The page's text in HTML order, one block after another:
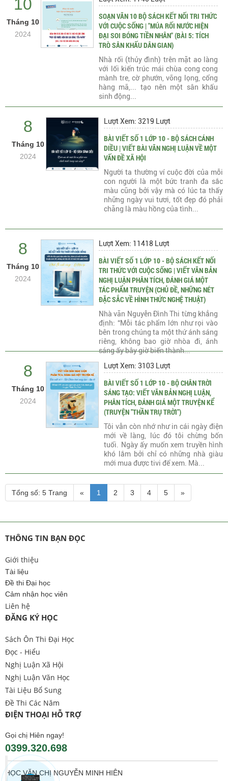
10
Tháng 10
2024
SOẠN VĂN 10 BỘ SÁCH KẾT NỐI TRI THỨC
VỚI CUỘC SỐNG | "MÚA RỐI NƯỚC HIỆN
ĐẠI SOI BÓNG TIỀN NHÂN" (BÀI 5: TÍCH
TRÒ SÂN KHẤU DÂN GIAN)
Nhà rối (thủy đình) trên mặt ao làng
với lối kiến trúc mái chùa cong cong
mành tre, cờ phướn, võng lọng, cổng
hàng mã,... tạo nên một sân khấu
sinh động...
8
Tháng 10
2024
Lượt Xem: 3219 Lượt
BÀI VIẾT SỐ 1 LỚP 10 - BỘ SÁCH CÁNH
DIỀU | VIẾT BÀI VĂN NGHỊ LUẬN VỀ MỘT
VẤN ĐỀ XÃ HỘI
Người ta thường ví cuộc đời của mỗi
con người là một bức tranh đa sắc
màu cũng bởi vậy mà có lúc ta thấy
những ngày vui tươi, tốt đẹp đó phải
chăng là màu hồng của tình...
8
Tháng 10
2024
Lượt Xem: 11418 Lượt
BÀI VIẾT SỐ 1 LỚP 10 - BỘ SÁCH KẾT NỐI
TRI THỨC VỚI CUỘC SỐNG | VIẾT VĂN BẢN
NGHỊ LUẬN PHÂN TÍCH, ĐÁNH GIÁ MỘT
TÁC PHẨM TRUYỆN (CHỦ ĐỀ, NHỮNG NÉT
ĐẶC SẮC VỀ HÌNH THỨC NGHỆ THUẬT)
Nhà văn Nguyễn Đình Thi từng khẳng
định: “Mỗi tác phẩm lớn như rọi vào
bên trong chúng ta một thứ ánh sáng
riêng, không bao giờ nhòa đi, ánh
sáng ấy bây giờ biến thành...
8
Tháng 10
2024
Lượt Xem: 3103 Lượt
BÀI VIẾT SỐ 1 LỚP 10 - BỘ CHÂN TRỜI
SÁNG TẠO: VIẾT VĂN BẢN NGHỊ LUẬN,
PHÂN TÍCH, ĐÁNH GIÁ MỘT TRUYỆN KỂ
(TRUYỆN "THẦN TRỤ TRỜI")
Tôi vẫn còn nhớ như in cái ngày điện
mới về làng, lúc đó tôi chừng bốn
tuổi. Ngày ấy muốn xem truyền hình
khó lắm bởi chỉ có những nhà giàu
mới mua được tivi để xem. Mà...
Tổng số: 5 Trang « 1 2 3 4 5 »
THÔNG TIN BẠN ĐỌC
Giới thiệu
Tài liệu
Đề thi Đại học
Cảm nhận học viên
Liên hệ
ĐĂNG KÝ HỌC
Sách Ôn Thi Đại Học
Đọc - Hiểu
Nghị Luận Xã Hội
Nghị Luận Văn Học
Tài Liệu Bổ Sung
Đề Thi Các Năm
ĐIỆN THOẠI HỖ TRỢ
Gọi chị Hiên ngay!
0399.320.698
HỌC VĂN CHỊ NGUYỄN MINH HIÊN